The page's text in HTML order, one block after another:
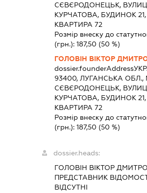
СЄВЄРОДОНЕЦЬК,
КУРЧАТОВА, БУДИНОК 21,
КВАРТИРА 72
Розмір внеску до
(грн.): 187,50 (50 %)
ГОЛОВІН ВІКТОР
dossier.founderAddress
93400, ЛУГАНСЬКА ОБЛ.,
СЄВЄРОДОНЕЦЬК,
КУРЧАТОВА, БУДИНОК 21,
КВАРТИРА 72
Розмір внеску до
(грн.): 187,50 (50 %)
dossier.heads:
ГОЛОВІН ВІКТОР
ПРЕДСТАВНИК
ВІДСУТНІ